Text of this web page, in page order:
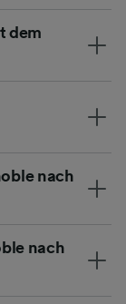
dem
nach
nach